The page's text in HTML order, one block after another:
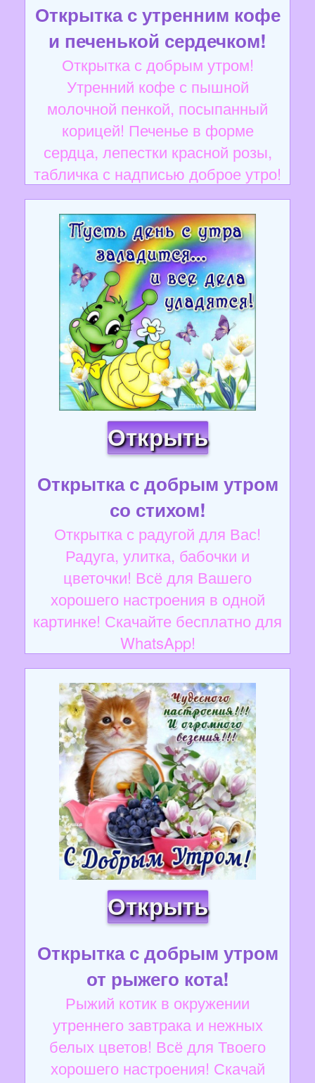
Открытка с утренним кофе
и печенькой сердечком!
Открытка с добрым утром!
Утренний кофе с пышной
молочной пенкой, посыпанный
корицей! Печенье в форме
сердца, лепестки красной розы,
табличка с надписью доброе утро!
Открыть
Открытка с добрым утром
со стихом!
Открытка с радугой для Вас!
Радуга, улитка, бабочки и
цветочки! Всё для Вашего
хорошего настроения в одной
картинке! Скачайте бесплатно для
WhatsApp!
Открыть
Открытка с добрым утром
от рыжего кота!
Рыжий котик в окружении
утреннего завтрака и нежных
белых цветов! Всё для Твоего
хорошего настроения! Скачай